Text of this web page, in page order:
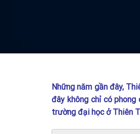
Những năm gần đây,
đây không chỉ có phong
trường đại học ở Thiên